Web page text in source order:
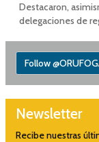
Destacaron,
delegaciones de
Follow
Newsletter
Recibe nuestras